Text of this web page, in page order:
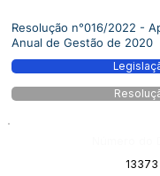
Resolução n°016/2022 -
Anual de Gestão de 2020
13373